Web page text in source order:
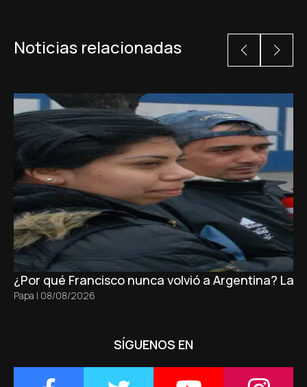
Noticias relacionadas
¿Por qué Francisco nunca volvió a Argentina? La
Papa | 08/08/2026
SÍGUENOS EN